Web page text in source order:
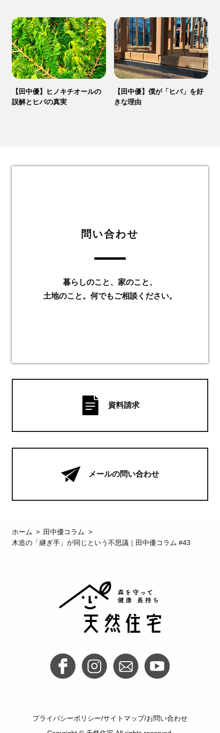
【田中優】ヒノキチオールの
誤解とヒバの真実
【田中優】僕が「ヒバ」を好
きな理由
資料請求
問い合わせ
暮らしのこと、家のこと、
土地のこと。何でもご相談ください。
メールの問い合わせ
ホーム
田中優コラム
木造の「継ぎ手」が同じという不思議｜田中優コラム #43
プライバシーポリシー サイトマップ お問い合わせ